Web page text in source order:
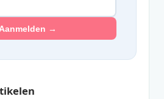
Aanmelden →